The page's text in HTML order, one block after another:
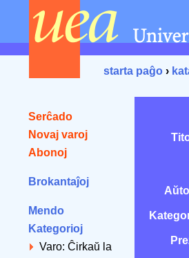
starta paĝo ›
Serĉado
Novaj varoj
Abonoj
Brokantaĵoj
Mendo
Kategorioj
Varo: Ĉirkaŭ la